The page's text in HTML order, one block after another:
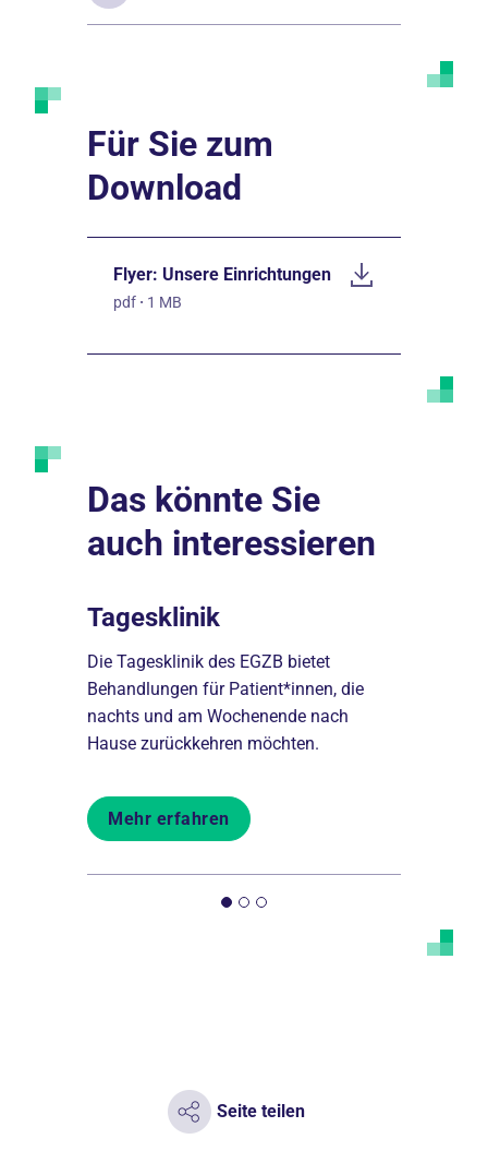
Für Sie zum
Download
Flyer: Unsere Einrichtungen
pdf · 1 MB
Das könnte Sie
auch interessieren
Tagesklinik
Die Tagesklinik des EGZB bietet
Behandlungen für Patient*innen, die
nachts und am Wochenende nach
Hause zurückkehren möchten.
Mehr erfahren
Seite teilen